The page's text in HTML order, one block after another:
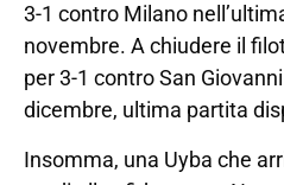
3-1 contro Milano
novembre. A chiudere il
per 3-1 contro San
dicembre, ultima partita
Insomma, una Uyba che